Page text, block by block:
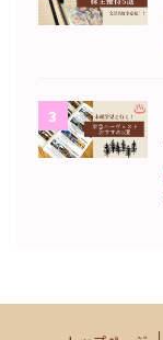
3